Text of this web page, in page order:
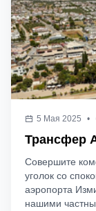
5 Мая 2025 •
Трансфер
Совершите
уголок со
аэропорта
нашими